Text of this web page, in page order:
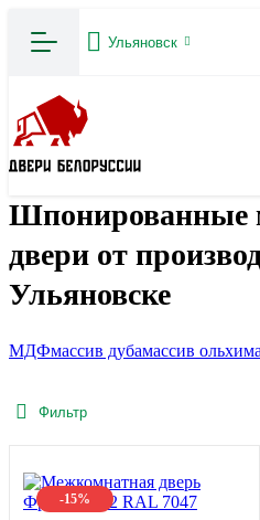
Ульяновск
Шпонированные
двери от
Ульяновске
МДФмассив дубамассив ольхи
Фильтр
-15%